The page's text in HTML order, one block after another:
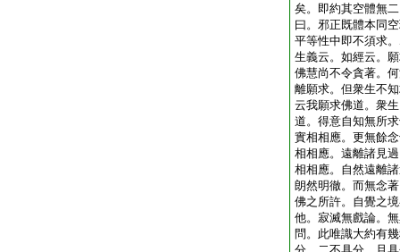
矣。即約其空體無
曰。邪正既體本同
平等性中即不須求
生義云。如經云。
佛慧尚不令貪著。
離願求。但衆生不
云我願求佛道。衆
道。得意自知無所
實相相應。更無餘
相相應。遠離諸見
相相應。自然遠離
朗然明徹。而無念
佛之所許。自覺之
他。寂滅無戲論。
問。此唯識大約有